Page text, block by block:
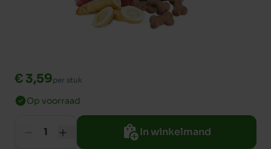
€ 3,59per stuk
Op voorraad
In winkelmand